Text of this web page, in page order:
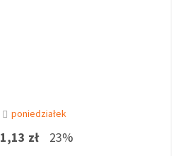
poniedziałek
1,13 zł 23%